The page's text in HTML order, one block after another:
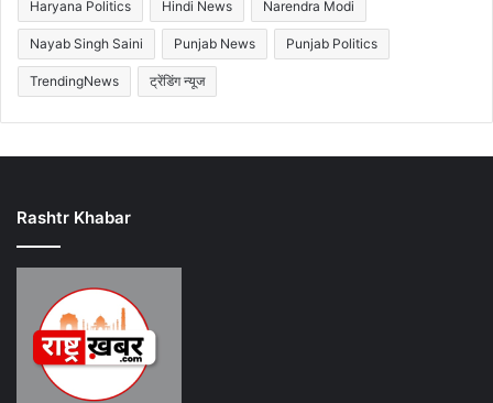
Haryana Politics Hindi News Narendra Modi
Nayab Singh Saini Punjab News Punjab Politics
TrendingNews ट्रेंडिंग न्यूज
Rashtr Khabar